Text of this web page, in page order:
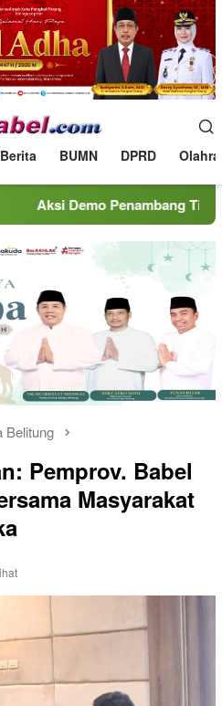
BUMN DPRD
Timah di Belitung
Belitung
Pemprov. Babel
Masyarakat